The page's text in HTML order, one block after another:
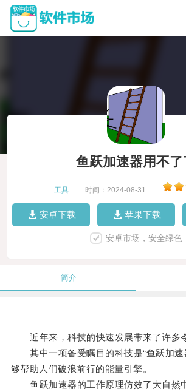
鱼跃加速器用不了
工具 时间：2024-08-31
安卓下载 苹果下载
安卓市场，安全绿色
简介
近年来，科技的快速发展带来了许多令
其中一项备受瞩目的科技是“鱼跃加速
够帮助人们破浪前行的能量引擎。
鱼跃加速器的工作原理仿效了大自然